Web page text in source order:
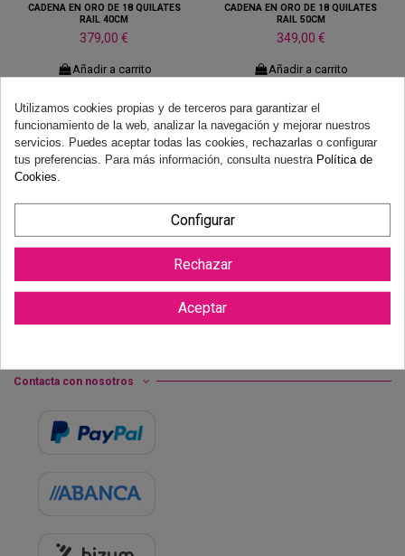
CADENA EN ORO DE 18 QUILATES
RAIL 40CM
379,00 €
Añadir a carrito
CADENA EN ORO DE 18 QUILATES
RAIL 50CM
349,00 €
Añadir a carrito
Contacta con nosotros
Utilizamos cookies propias y de terceros para garantizar el
funcionamiento de la web, analizar la navegación y mejorar nuestros
servicios. Puedes aceptar todas las cookies, rechazarlas o configurar
tus preferencias. Para más información, consulta nuestra Política de
Cookies
Configurar
Rechazar
Aceptar